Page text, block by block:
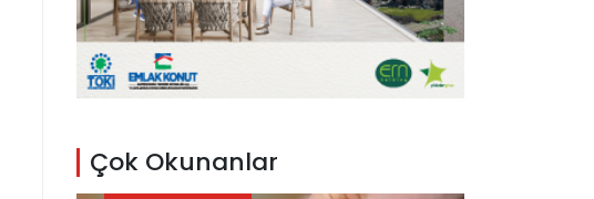
Çok Okunanlar